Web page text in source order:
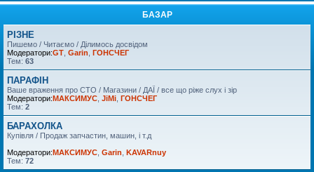
БАЗАР
РІЗНЕ
Пишемо / Читаємо / Ділимось досвідом
Модератори:GT Garin ГОНСЧЕГ
Тем: 63
ПАРАФІН
Ваше враження про СТО / Магазини / ДАЇ / все що ріже слух і зір
Модератори:МАКСИМУС JiMi ГОНСЧЕГ
Тем: 2
БАРАХОЛКА
Купівля / Продаж запчастин, машин, і т.д
Модератори:МАКСИМУС Garin KAVARnuy
Тем: 72